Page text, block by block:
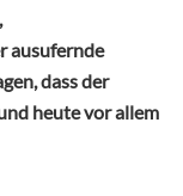
ausufernde
dass der
heute vor allem